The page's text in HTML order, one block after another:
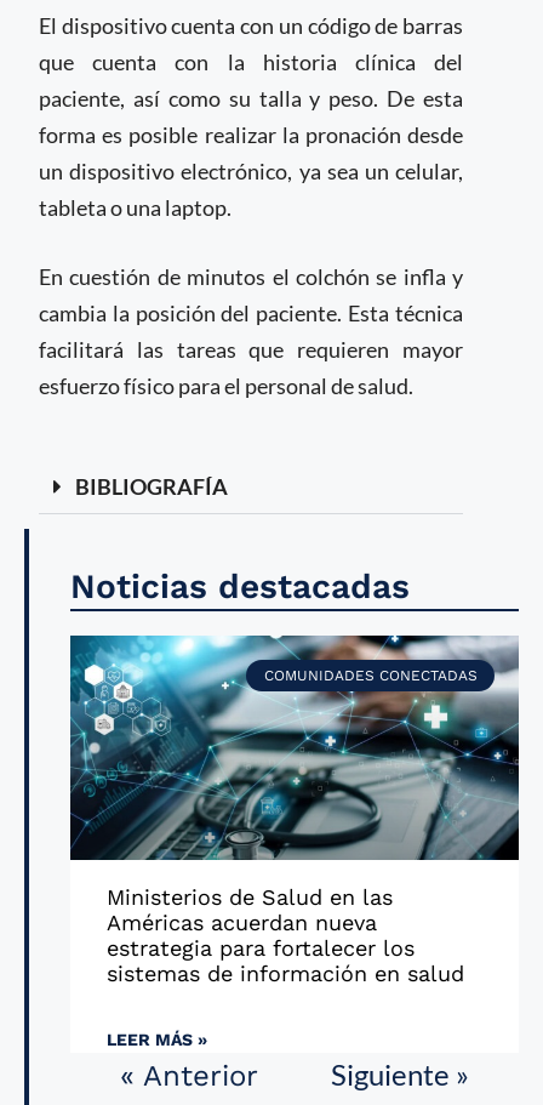
El dispositivo cuenta con un código de barras
que cuenta con la historia clínica del
paciente, así como su talla y peso. De esta
forma es posible realizar la pronación desde
un dispositivo electrónico, ya sea un celular,
tableta o una laptop.
En cuestión de minutos el colchón se infla y
cambia la posición del paciente. Esta técnica
facilitará las tareas que requieren mayor
esfuerzo físico para el personal de salud.
BIBLIOGRAFÍA
Noticias destacadas
COMUNIDADES CONECTADAS
Ministerios de Salud en las
Américas acuerdan nueva
estrategia para fortalecer los
sistemas de información en salud
LEER MÁS »
« Anterior Siguiente »